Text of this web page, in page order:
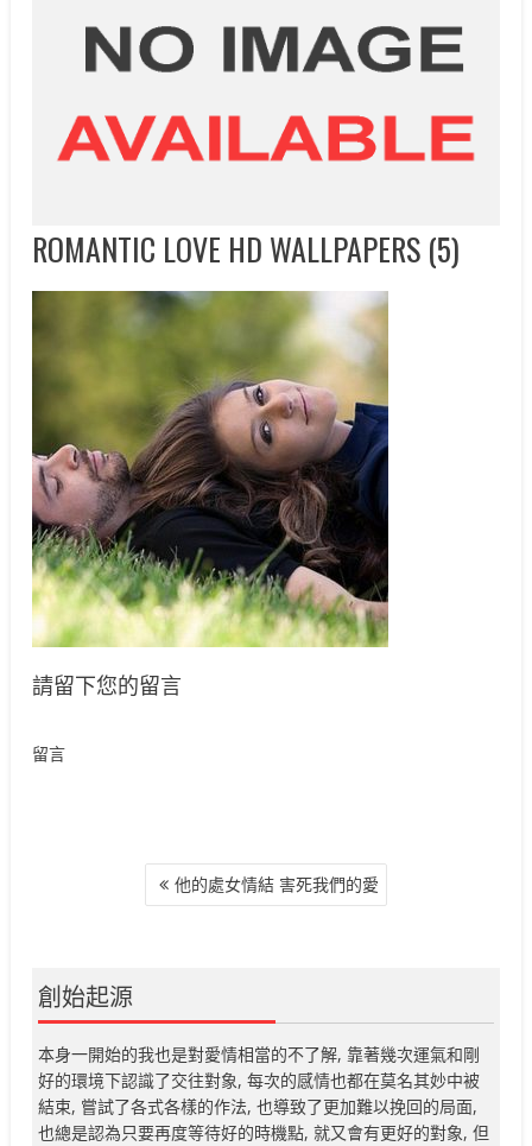
ROMANTIC LOVE HD WALLPAPERS (5)
請留下您的留言
留言
他的處女情結 害死我們的愛
創始起源
本身一開始的我也是對愛情相當的不了解, 靠著幾次運氣和剛
好的環境下認識了交往對象, 每次的感情也都在莫名其妙中被
結束, 嘗試了各式各樣的作法, 也導致了更加難以挽回的局面,
也總是認為只要再度等待好的時機點, 就又會有更好的對象, 但